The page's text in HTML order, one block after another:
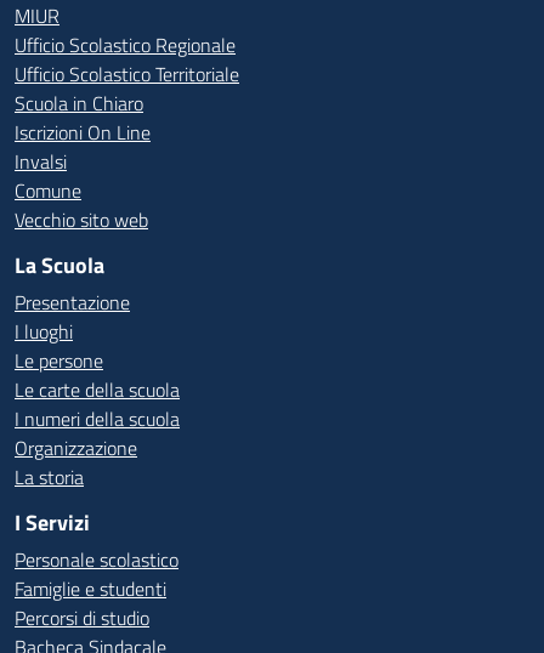
MIUR
Ufficio Scolastico Regionale
Ufficio Scolastico Territoriale
Scuola in Chiaro
Iscrizioni On Line
Invalsi
Comune
Vecchio sito web
La Scuola
Presentazione
I luoghi
Le persone
Le carte della scuola
I numeri della scuola
Organizzazione
La storia
I Servizi
Personale scolastico
Famiglie e studenti
Percorsi di studio
Bacheca Sindacale